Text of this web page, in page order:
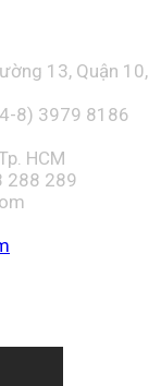
13, Quận 10,
8) 3979 8186
HCM
288 289